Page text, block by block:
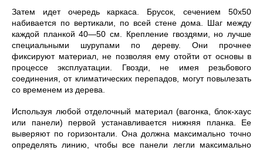
Затем идет очередь каркаса. Брусок, сечением 50х50
набивается по вертикали, по всей стене дома. Шаг между
каждой планкой 40—50 см. Крепление гвоздями, но лучше
специальными шурупами по дереву. Они прочнее
фиксируют материал, не позволяя ему отойти от основы в
процессе эксплуатации. Гвозди, не имея резьбового
соединения, от климатических перепадов, могут повылезать
со временем из дерева.
Используя любой отделочный материал (вагонка, блок-хаус
или панели) первой устанавливается нижняя планка. Ее
выверяют по горизонтали. Она должна максимально точно
определять линию, чтобы все панели легли максимально